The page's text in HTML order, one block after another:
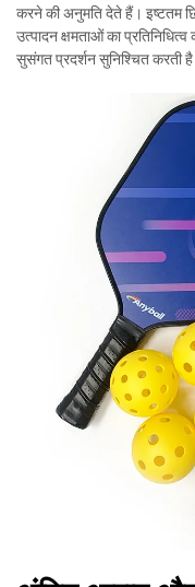
करने की अनुमति देते हैं। इष्टतम
उत्पादन क्षमताओं का
सुसंगत प्रदर्शन सुनिश्चित करती